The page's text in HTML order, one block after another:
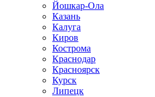
Йошкар-Ола
Казань
Калуга
Киров
Кострома
Краснодар
Красноярск
Курск
Липецк